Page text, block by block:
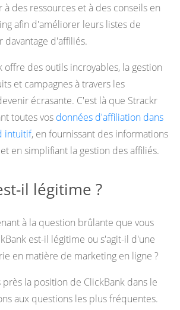
des ressources et à des conseils en
afin d'améliorer leurs listes de
d'affiliés.
offre des outils incroyables, la gestion
et campagnes à travers les
écrasante. C'est là que Strackr
toutes vos données d'affiliation dans
intuitif, en fournissant des informations
en simplifiant la gestion des affiliés.
il légitime ?
à la question brûlante que vous
est-il légitime ou s'agit-il d'une
en matière de marketing en ligne ?
la position de ClickBank dans le
aux questions les plus fréquentes.